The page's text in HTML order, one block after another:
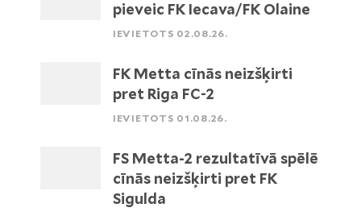
pieveic FK Iecava/FK Olaine
IEVIETOTS 02.08.26.
FK Metta cīnās neizšķirti
pret Riga FC-2
IEVIETOTS 01.08.26.
FS Metta-2 rezultatīvā spēlē
cīnās neizšķirti pret FK
Sigulda